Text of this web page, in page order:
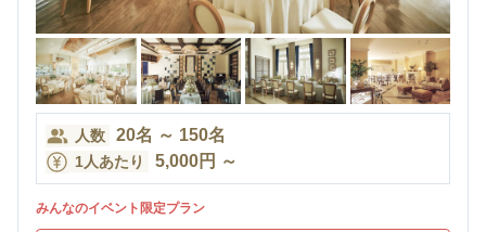
人数 20名 ～ 150名
1人あたり 5,000円 ～
みんなのイベント限定プラン